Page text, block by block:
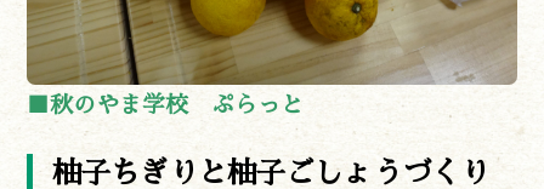
■秋のやま学校 ぷらっと
柚子ちぎりと柚子ごしょうづくり